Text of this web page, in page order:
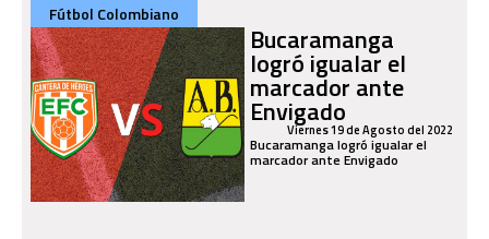
Fútbol Colombiano
Bucaramanga
logró igualar el
marcador ante
Envigado
Viernes 19 de Agosto del 2022
Bucaramanga logró igualar el
marcador ante Envigado